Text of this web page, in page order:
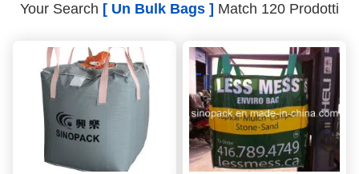
Your Search [ Un Bulk Bags ] Match 120 Prodotti